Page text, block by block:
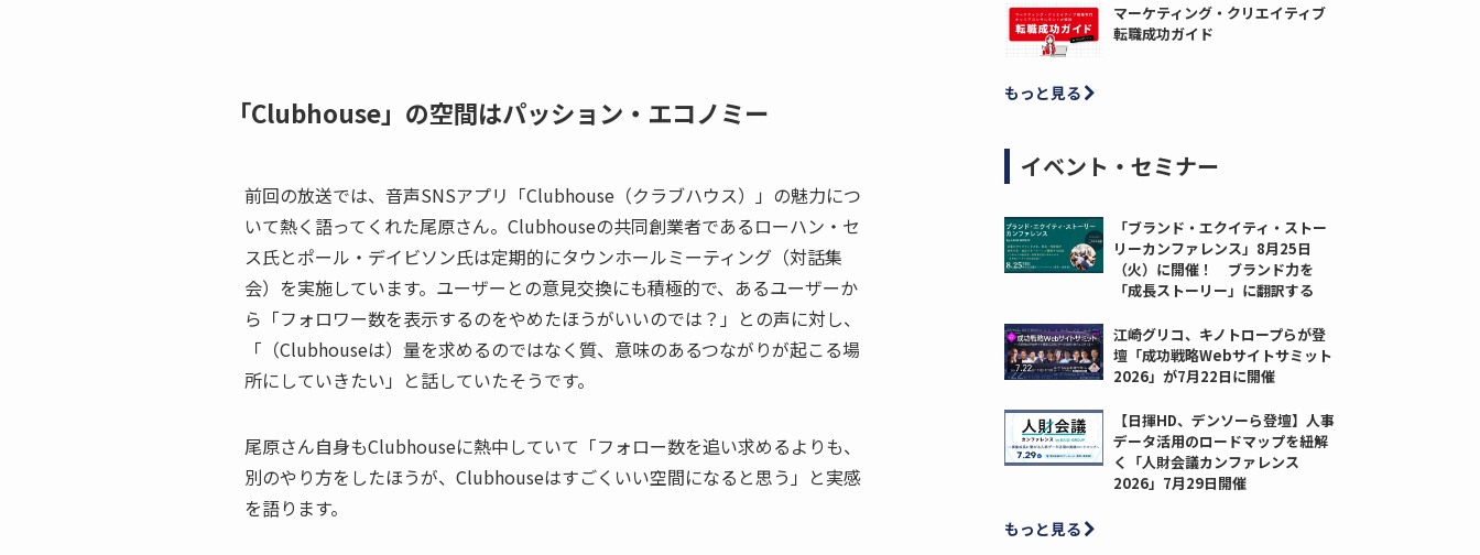
「Clubhouse」の空間はパッション・エコノミー
前回の放送では、音声SNSアプリ「Clubhouse（クラブハウス）」の魅力につ
いて熱く語ってくれた尾原さん。Clubhouseの共同創業者であるローハン・セ
ス氏とポール・デイビソン氏は定期的にタウンホールミーティング（対話集
会）を実施しています。ユーザーとの意見交換にも積極的で、あるユーザーか
ら「フォロワー数を表示するのをやめたほうがいいのでは？」との声に対し、
「（Clubhouseは）量を求めるのではなく質、意味のあるつながりが起こる場
所にしていきたい」と話していたそうです。
尾原さん自身もClubhouseに熱中していて「フォロー数を追い求めるよりも、
別のやり方をしたほうが、Clubhouseはすごくいい空間になると思う」と実感
を語ります。
マーケティング・クリエイティブ
転職成功ガイド
もっと見る
イベント・セミナー
「ブランド・エクイティ・ストー
リーカンファレンス」8月25日
（火）に開催！ ブランド力を
「成長ストーリー」に翻訳する
江崎グリコ、キノトロープらが登
壇「成功戦略Webサイトサミット
2026」が7月22日に開催
【日揮HD、デンソーら登壇】人事
データ活用のロードマップを紐解
く「人財会議カンファレンス
2026」7月29日開催
もっと見る